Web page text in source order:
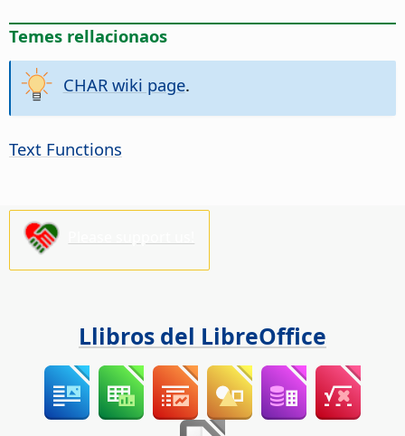
Temes rellacionaos
CHAR wiki page.
Text Functions
Llibros del LibreOffice